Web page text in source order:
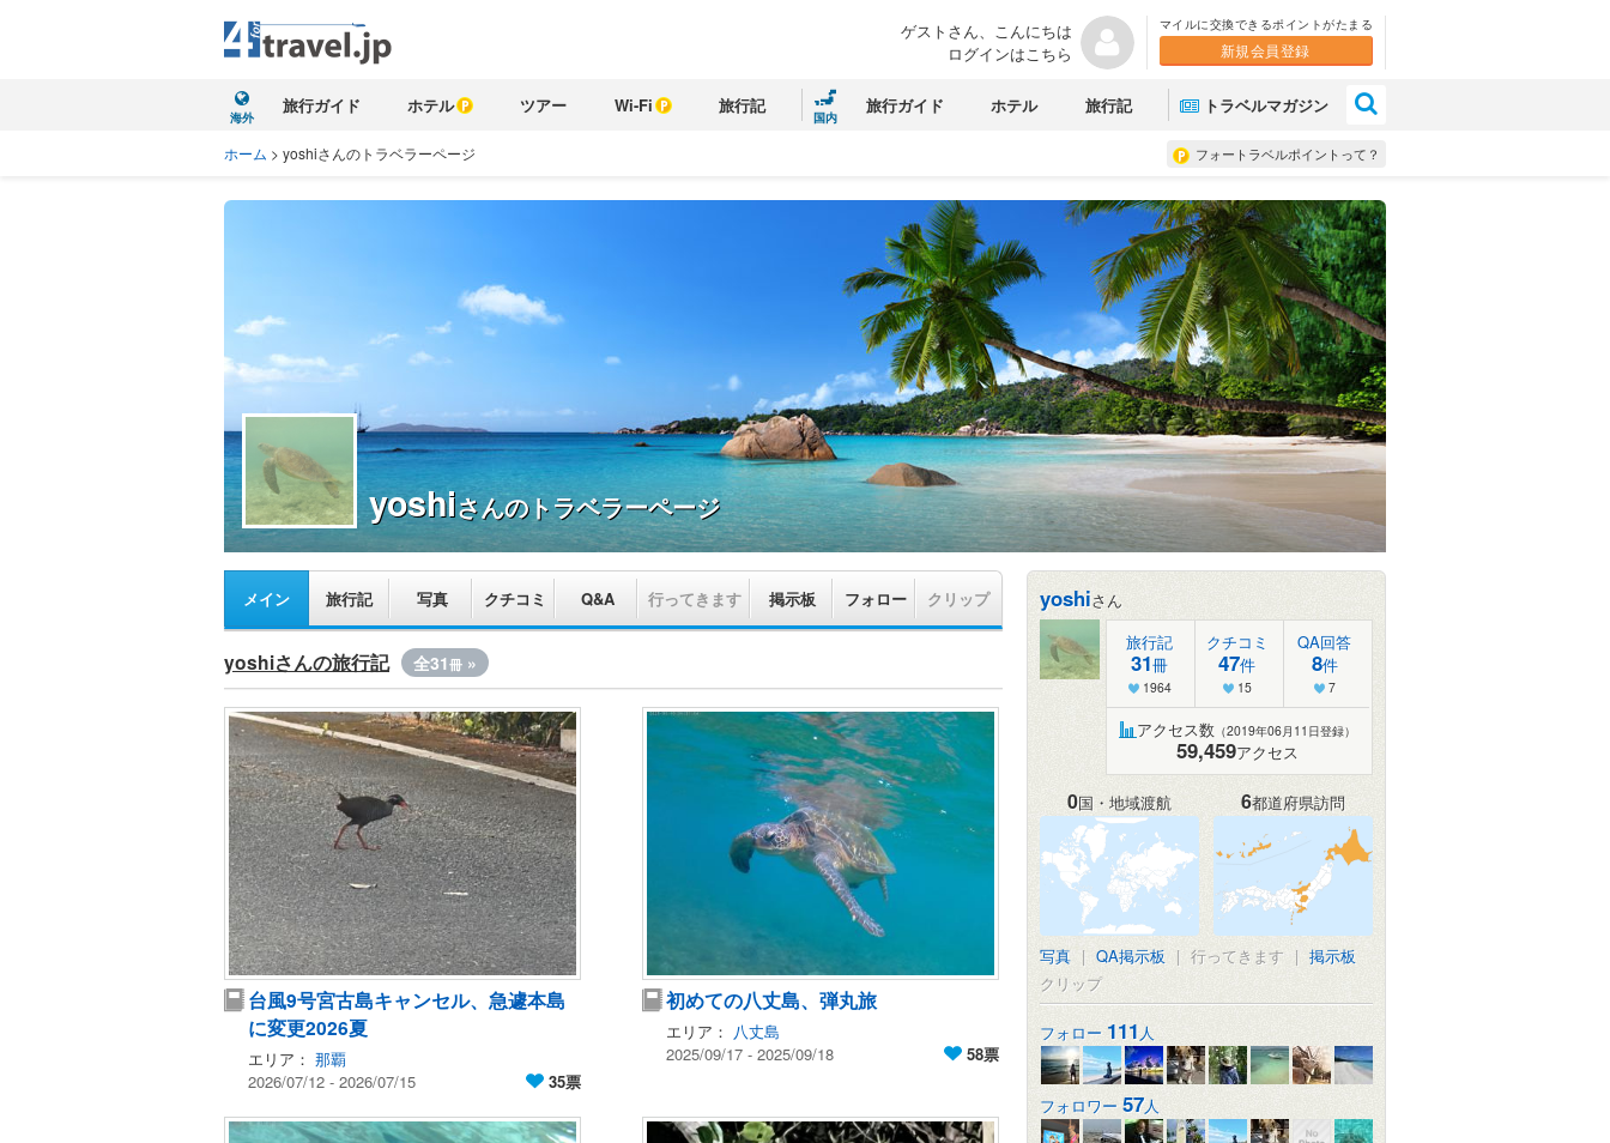
ゲストさん、こんにちは
ログインはこちら
マイルに交換できるポイントがたまる
新規会員登録
海外
旅行ガイド ホテル ツアー Wi-Fi 旅行記
国内
旅行ガイド ホテル 旅行記 トラベルマガジン
フォートラベルポイントって？
ホーム > yoshiさんのトラベラーページ
yoshiさんのトラベラーページ
メイン 旅行記 写真 クチコミ Q&A 行ってきます 掲示板 フォロー クリップ
yoshiさんの旅行記 全31冊 »
台風9号宮古島キャンセル、急遽本島
に変更2026夏
エリア： 那覇
2026/07/12 - 2026/07/15
35票
初めての八丈島、弾丸旅
エリア： 八丈島
2025/09/17 - 2025/09/18
58票
yoshiさん
旅行記
31冊
1964
クチコミ
47件
15
QA回答
8件
7
アクセス数 （2019年06月11日登録）
59,459アクセス
0国・地域渡航 6都道府県訪問
写真 | QA掲示板 | 行ってきます | 掲示板
クリップ
フォロー 111 人
フォロワー 57人